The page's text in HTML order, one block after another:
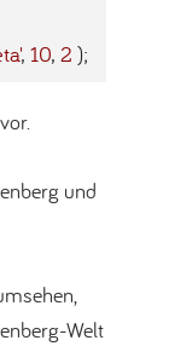
, 10, 2 );
und
Welt